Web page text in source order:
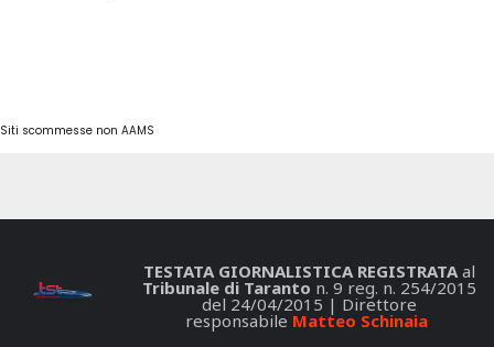
Siti scommesse non AAMS
TESTATA GIORNALISTICA REGISTRATAal
Tribunale di Taranto n. 9 reg. n. 254/2015
del 24/04/2015 | Direttore
responsabile Matteo Schinaia